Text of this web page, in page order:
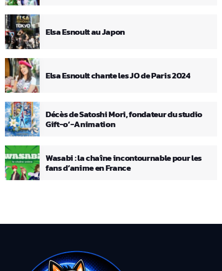
Elsa Esnoult au Japon
Elsa Esnoult chante les JO de Paris 2024
Décès de Satoshi Mori, fondateur du studio
Gift-o’-Animation
Wasabi : la chaîne incontournable pour les
fans d’anime en France